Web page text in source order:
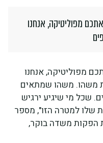
מפוליטיקה, אנחנו
מפוליטיקה, אנחנו
משהו. משהו שמתאים
שכל מי שיגיע ירגיש
שלו למטרה הזו", מספר
הפקות משדה בוקר,